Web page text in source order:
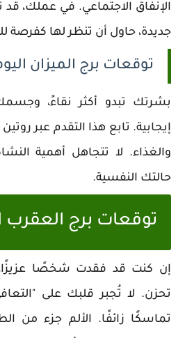
الإنفاق الاجتماعي. في عملك،
جديدة، حاول أن تنظر لها كفرصة
توقعات برج الميزان
بشرتك تبدو أكثر نقاءً،
إيجابية. تابع هذا التقدم عبر
والغذاء. لا تتجاهل أهمية
حالتك النفسية.
توقعات برج العقرب
إن كنت قد فقدت شخصًا
تحزن. لا تُجبر قلبك على
تماسكًا زائفًا. الألم جزء من